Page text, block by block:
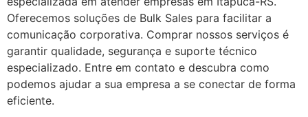
Oferecemos soluções de Bulk Sales para facilitar a
comunicação corporativa. Comprar nossos serviços é
garantir qualidade, segurança e suporte técnico
especializado. Entre em contato e descubra como
podemos ajudar a sua empresa a se conectar de forma
eficiente.